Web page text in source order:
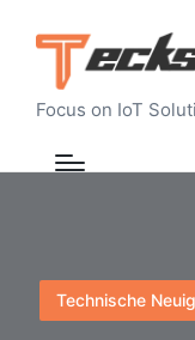
Focus on IoT
Posted
in
Technische